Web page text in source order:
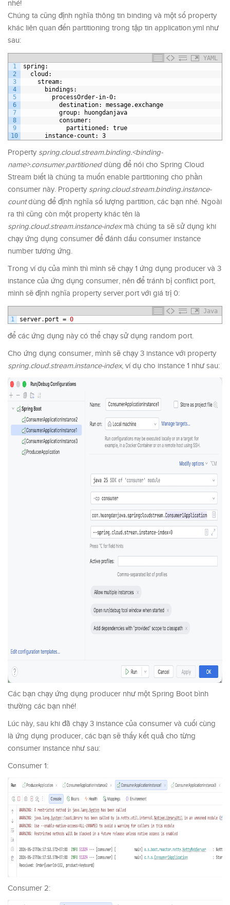
nhé!
Chúng ta cũng định nghĩa thông tin binding và một số property
khác liên quan đến partitioning trong tập tin application.yml như
sau:
YAML
1
2
3
4
5
6
7
8
9
10
spring:
cloud :
stream:
bindings :
processOrder-in-0:
destination: message.exchange
group: huongdanjava
consumer:
partitioned : true
instance-count : 3
Property spring.cloud.stream.binding.<binding-
name>.consumer.partitioneddùng để nói cho Spring Cloud
Stream biết là chúng ta muốn enable partitioning cho phần
consumer này. Property spring.cloud.stream.binding.instance-
countdùng để định nghĩa số lượng partition, các bạn nhé. Ngoài
ra thì cũng còn một property khác tên là
spring.cloud.stream.instance-indexmà chúng ta sẽ sử dụng khi
chạy ứng dụng consumer để đánh dấu consumer instance
number tương ứng.
Trong ví dụ của mình thì mình sẽ chạy 1 ứng dụng producer và 3
instance của ứng dụng consumer, nên để tránh bị conflict port,
mình sẽ định nghĩa property server.port với giá trị 0:
Java
1
server. port = 0
để các ứng dụng này có thể chạy sử dụng random port.
Cho ứng dụng consumer, mình sẽ chạy 3 instance với property
spring.cloud.stream.instance-index, ví dụ cho instance 1 như sau:
Các bạn chạy ứng dụng producer như một Spring Boot bình
thường các bạn nhé!
Lúc này, sau khi đã chạy 3 instance của consumer và cuối cùng
là ứng dụng producer, các bạn sẽ thấy kết quả cho từng
consumer instance như sau:
Consumer 1:
Consumer 2: